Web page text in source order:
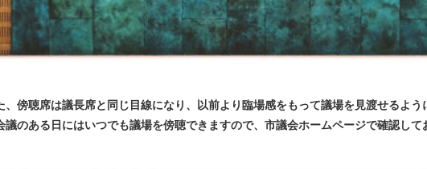
、傍聴席は議長席と同じ目線になり、以前より臨場感をもって議場を見渡せるよう
議のある日にはいつでも議場を傍聴できますので、市議会ホームページで確認して